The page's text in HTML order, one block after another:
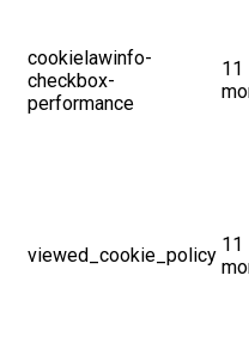
cookielawinfo-
checkbox-
performance
11
viewed_cookie_policy 11